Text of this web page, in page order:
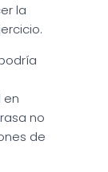
la
en
no
de